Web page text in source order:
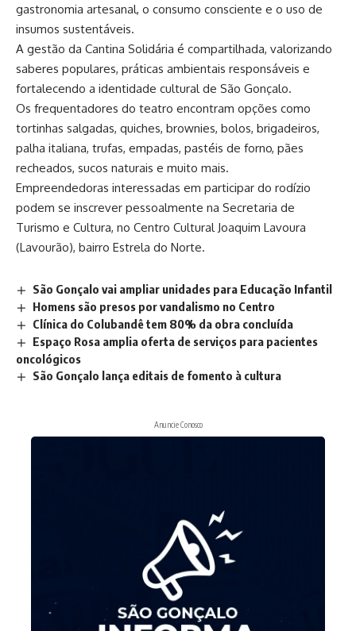
gastronomia artesanal, o consumo consciente e o uso de
insumos sustentáveis.
A gestão da Cantina Solidária é compartilhada, valorizando
saberes populares, práticas ambientais responsáveis e
fortalecendo a identidade cultural de São Gonçalo.
Os frequentadores do teatro encontram opções como
tortinhas salgadas, quiches, brownies, bolos, brigadeiros,
palha italiana, trufas, empadas, pastéis de forno, pães
recheados, sucos naturais e muito mais.
Empreendedoras interessadas em participar do rodízio
podem se inscrever pessoalmente na Secretaria de
Turismo e Cultura, no Centro Cultural Joaquim Lavoura
(Lavourão), bairro Estrela do Norte.
São Gonçalo vai ampliar unidades para Educação Infantil
Homens são presos por vandalismo no Centro
Clínica do Colubandê tem 80% da obra concluída
Espaço Rosa amplia oferta de serviços para pacientes
oncológicos
São Gonçalo lança editais de fomento à cultura
Anuncie Conosco